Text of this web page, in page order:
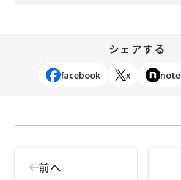
シェアする
facebook x note
前へ